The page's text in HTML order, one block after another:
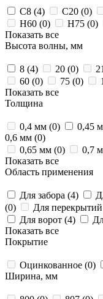
С8 (4) С20 (0)
Н60 (0) Н75 (0)
Показать все
Высота волны, мм
8 (4) 20 (0)
60 (0) 75 (0)
Показать все
Толщина
0,4 мм (0) 0,45
0,6 мм (0)
0,65 мм (0) 0,7
Показать все
Область применения
Для забора (4)
(0) Для
Для ворот (4)
Показать все
Покрытие
Оцинкованное (0)
Ширина, мм